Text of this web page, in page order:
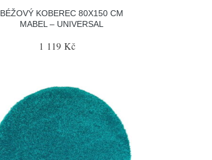
BÉŽOVÝ KOBEREC 80X150 CM
MABEL – UNIVERSAL
1 119 Kč